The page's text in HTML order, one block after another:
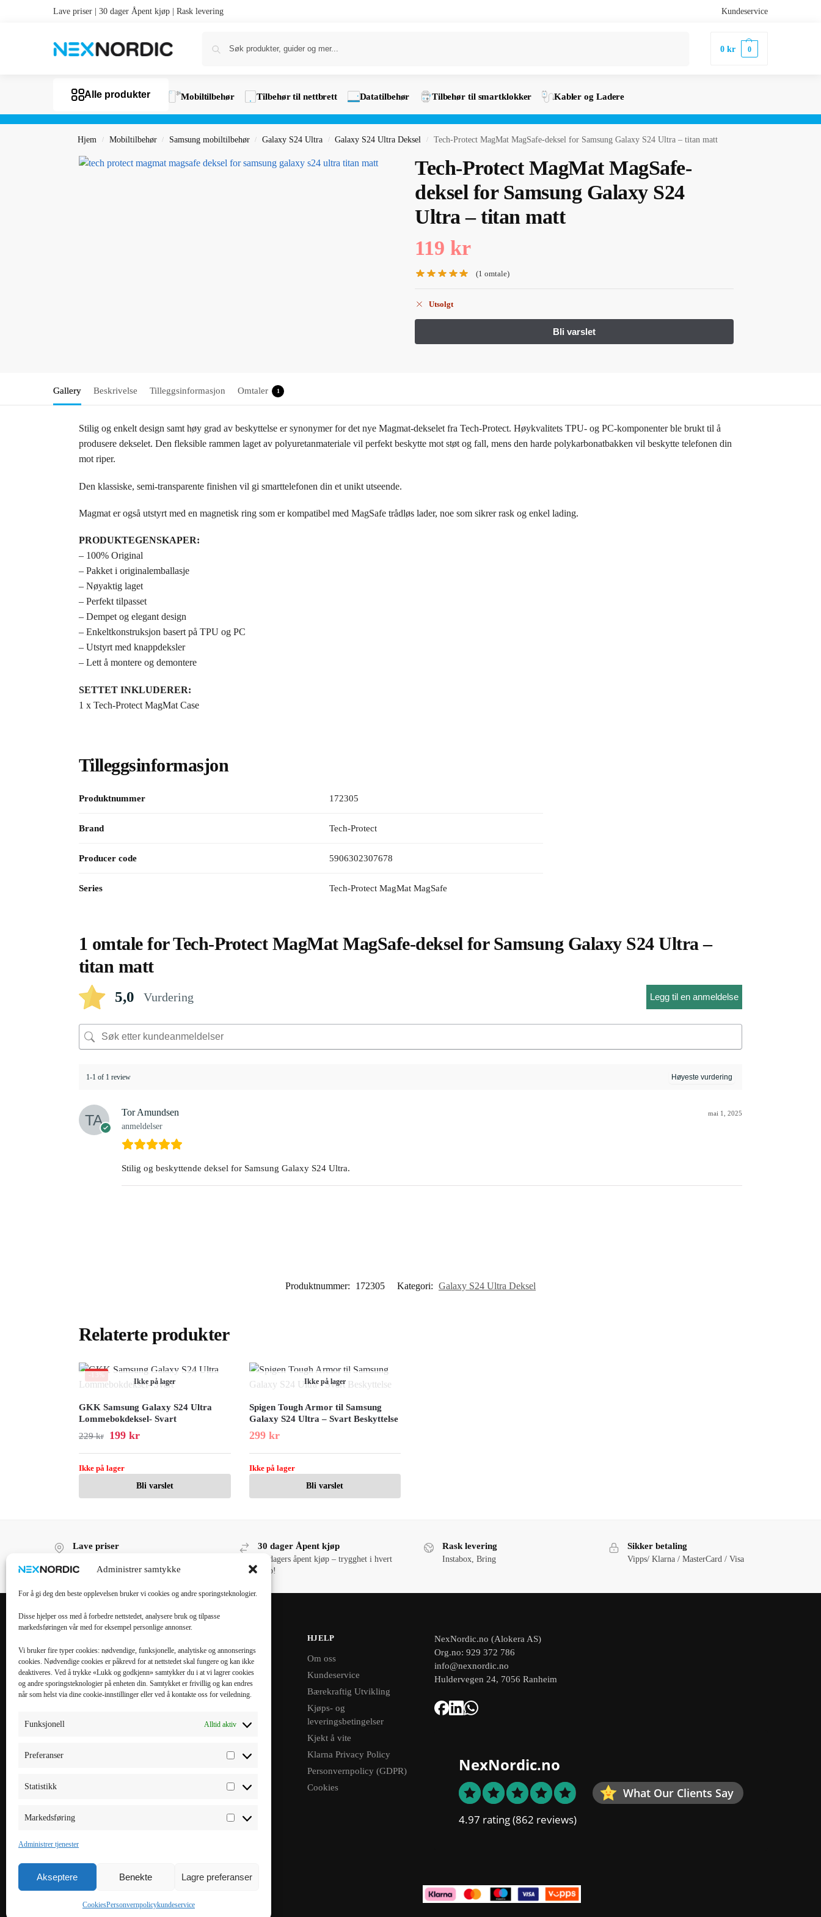
Administrer samtykke
For å gi deg den beste opplevelsen bruker vi cookies og andre sporingsteknologier.
Disse hjelper oss med å forbedre nettstedet, analysere bruk og tilpasse
markedsføringen vår med for eksempel personlige annonser.
Vi bruker fire typer cookies: nødvendige, funksjonelle, analytiske og annonserings
cookies. Nødvendige cookies er påkrevd for at nettstedet skal fungere og kan ikke
deaktiveres. Ved å trykke «Lukk og godkjenn» samtykker du i at vi lagrer cookies
og andre sporingsteknologier på enheten din. Samtykket er frivillig og kan endres
når som helst via dine cookie-innstillinger eller ved å kontakte oss for veiledning.
Funksjonell Alltid aktiv
Preferanser
Statistikk
Markedsføring
Administrer tjenester
Akseptere Benekte Lagre preferanser
CookiesPersonvernpolicykundeservice
Lave priser | 30 dager Åpent kjøp | Rask levering Kundeservice
0kr 0
Alle produkter Mobiltilbehør Tilbehør til nettbrett Datatilbehør Tilbehør til smartklokker Kabler og Ladere
Hjem / Mobiltilbehør / Samsung mobiltilbehør / Galaxy S24 Ultra / Galaxy S24 Ultra Deksel / Tech-Protect MagMat MagSafe-deksel for Samsung Galaxy S24 Ultra – titan matt
Tech-Protect MagMat MagSafe-
deksel for Samsung Galaxy S24
Ultra – titan matt
119 kr
(1 omtale)
Utsolgt
Gallery Beskrivelse Tilleggsinformasjon Omtaler 1
Stilig og enkelt design samt høy grad av beskyttelse er synonymer for det nye Magmat-dekselet fra Tech-Protect. Høykvalitets TPU- og PC-komponenter ble brukt til å
produsere dekselet. Den fleksible rammen laget av polyuretanmateriale vil perfekt beskytte mot støt og fall, mens den harde polykarbonatbakken vil beskytte telefonen din
mot riper.
Den klassiske, semi-transparente finishen vil gi smarttelefonen din et unikt utseende.
Magmat er også utstyrt med en magnetisk ring som er kompatibel med MagSafe trådløs lader, noe som sikrer rask og enkel lading.
PRODUKTEGENSKAPER:
– 100% Original
– Pakket i originalemballasje
– Nøyaktig laget
– Perfekt tilpasset
– Dempet og elegant design
– Enkeltkonstruksjon basert på TPU og PC
– Utstyrt med knappdeksler
– Lett å montere og demontere
SETTET INKLUDERER:
1 x Tech-Protect MagMat Case
Tilleggsinformasjon
Produktnummer 172305
Brand Tech-Protect
Producer code 5906302307678
Series Tech-Protect MagMat MagSafe
1 omtale forTech-Protect MagMat MagSafe-deksel for Samsung Galaxy S24 Ultra –
titan matt
5,0 Vurdering Legg til en anmeldelse
1-1 of 1 review
Tor Amundsen
anmeldelser
mai 1, 2025
Stilig og beskyttende deksel for Samsung Galaxy S24 Ultra.
Produktnummer: 172305 Kategori: Galaxy S24 Ultra Deksel
Relaterte produkter
-13%
Ikke på lager
GKK Samsung Galaxy S24 Ultra
Lommebokdeksel- Svart
229kr 199 kr
Ikke på lager
Bli varslet
Ikke på lager
Spigen Tough Armor til Samsung
Galaxy S24 Ultra – Svart Beskyttelse
299 kr
Ikke på lager
Bli varslet
Lave priser 30 dager Åpent kjøp
30 dagers åpent kjøp – trygghet i hvert
kjøp!
Rask levering
Instabox, Bring
Sikker betaling
Vipps/ Klarna / MasterCard / Visa
KATEGORIER
Mobiltilbehør
Tilbehør til nettbrett
Kabler & Ladere
MOBILTILBEHØR
iPhone 16 Pro Max
iPhone 16 Pro
iPhone 16
Galaxy S25 Plus
HJELP
Om oss
Kundeservice
Bærekraftig Utvikling
Kjøps- og
leveringsbetingelser
Kjekt å vite
Klarna Privacy Policy
Personvernpolicy (GDPR)
Cookies
NexNordic.no (Alokera AS)
Org.no: 929 372 786
info@nexnordic.no
Huldervegen 24, 7056 Ranheim
NexNordic.no
What Our Clients Say
4.97 rating(862 reviews)
Copyright © 2025
NexNordic.no (Alokera AS)
Alle rettigheter reservert.